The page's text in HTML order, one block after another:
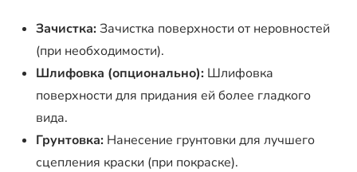
Зачистка:Зачистка поверхности от неровностей
(при необходимости).
Шлифовка (опционально): Шлифовка
поверхности для придания ей более гладкого
вида.
Грунтовка: Нанесение грунтовки для лучшего
сцепления краски (при покраске).